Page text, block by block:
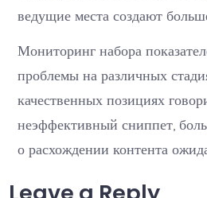
ведущие места создают
Мониторинг набора
проблемы на различных
качественных позициях
неэффективный сниппет,
о расхождении контента